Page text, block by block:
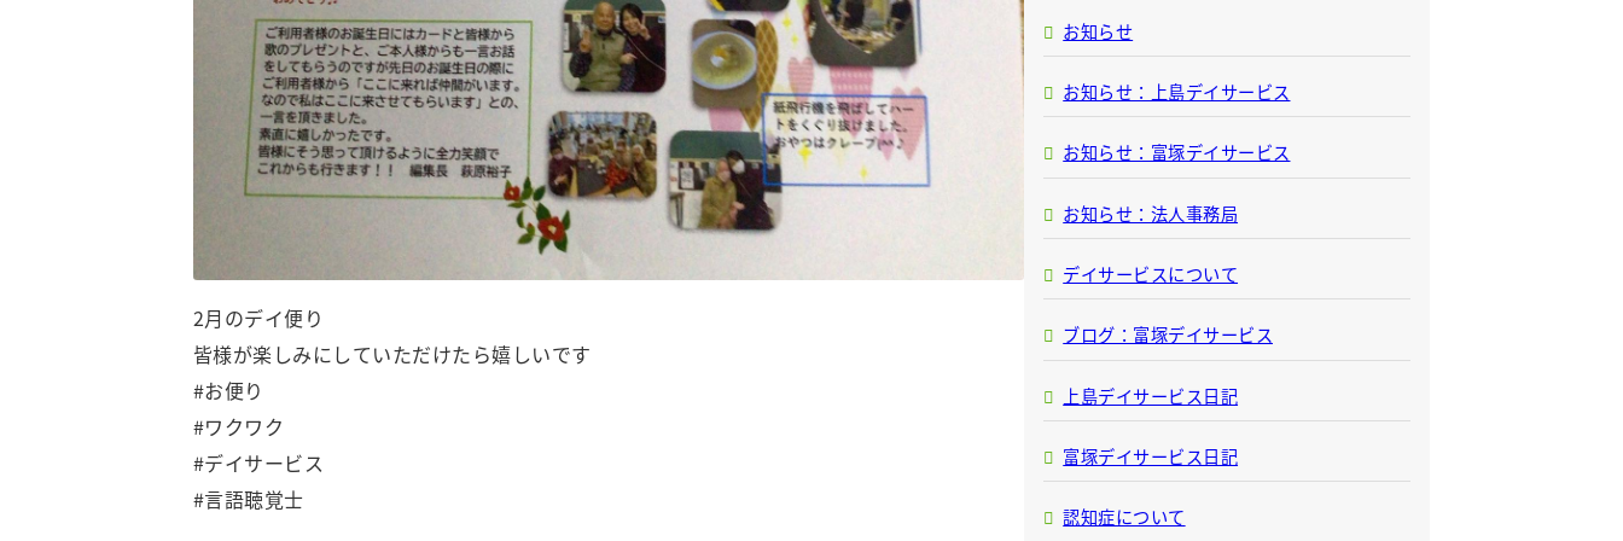
2月のデイ便り
皆様が楽しみにしていただけたら嬉しい️です
#お便り
#ワクワク
#デイサービス
#言語聴覚士
お知らせ
お知らせ：上島デイサービス
お知らせ：富塚デイサービス
お知らせ：法人事務局
デイサービスについて
ブログ：富塚デイサービス
上島デイサービス日記
富塚デイサービス日記
認知症について